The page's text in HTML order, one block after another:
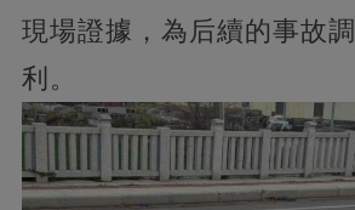
現場證據，為后續的事故
利。